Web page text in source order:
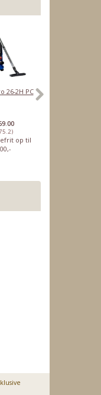
Moerman
blade til
26-2H PC
op til